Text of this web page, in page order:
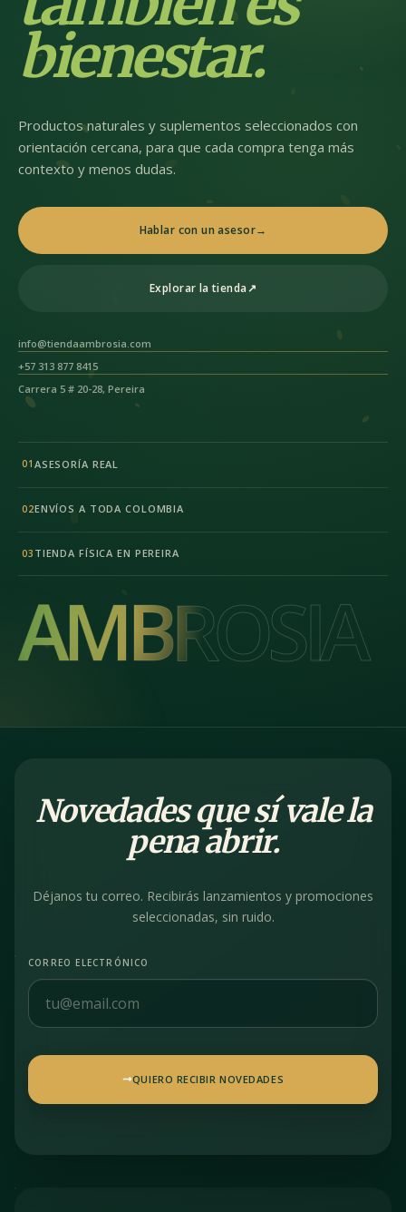
bienestar.
Productos naturales y suplementos seleccionados con
orientación cercana, para que cada compra tenga más
contexto y menos dudas.
Hablar con un asesor→
Explorar la tienda↗
info@tiendaambrosia.com
+57 313 877 8415
Carrera 5 # 20-28, Pereira
01 ASESORÍA REAL
02ENVÍOS A TODA COLOMBIA
03 TIENDA FÍSICA EN PEREIRA
AMBROSIA
AMBROSIA
Novedades que sí vale la
pena abrir.
Déjanos tu correo. Recibirás lanzamientos y promociones
seleccionadas, sin ruido.
CORREO ELECTRÓNICO
QUIERO RECIBIR NOVEDADES